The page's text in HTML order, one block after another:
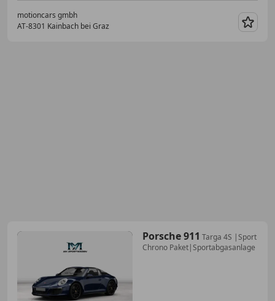
motioncars gmbh
AT-8301 Kainbach bei Graz
Porsche 911 Targa 4S |Sport
Chrono Paket|Sportabgasanlage